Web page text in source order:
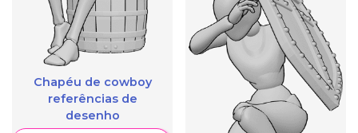
Chapéu de cowboy
referências de
desenho